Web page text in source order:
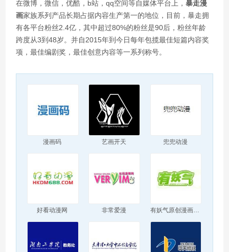
在微博，微信，优酷，b站，qq空间等自媒体平台上，暴走漫
画家族系列产品长期占据内容生产第一的地位，目前，暴走拥
有各平台粉丝2.4亿，其中超过80%的粉丝是90后，粉丝年龄
跨度从3到48岁。并自2015年到今日每年包揽最佳短篇内容奖
项，最佳编剧奖，最佳创意内容等一系列称号。
漫画码 艺画开天 兜兜动漫
好看动漫网 非常爱漫 有妖气原创漫画梦工厂